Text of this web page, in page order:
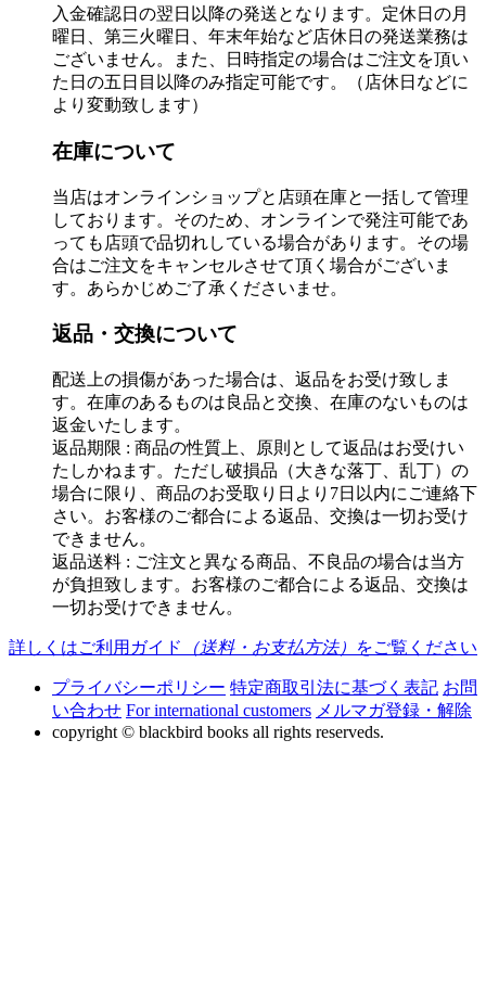
入金確認日の翌日以降の発送となります。定休日の月
曜日、第三火曜日、年末年始など店休日の発送業務は
ございません。また、日時指定の場合はご注文を頂い
た日の五日目以降のみ指定可能です。（店休日などに
より変動致します）
在庫について
当店はオンラインショップと店頭在庫と一括して管理
しております。そのため、オンラインで発注可能であ
っても店頭で品切れしている場合があります。その場
合はご注文をキャンセルさせて頂く場合がございま
す。あらかじめご了承くださいませ。
返品・交換について
配送上の損傷があった場合は、返品をお受け致しま
す。在庫のあるものは良品と交換、在庫のないものは
返金いたします。
返品期限 : 商品の性質上、原則として返品はお受けい
たしかねます。ただし破損品（大きな落丁、乱丁）の
場合に限り、商品のお受取り日より7日以内にご連絡下
さい。お客様のご都合による返品、交換は一切お受け
できません。
返品送料 : ご注文と異なる商品、不良品の場合は当方
が負担致します。お客様のご都合による返品、交換は
一切お受けできません。
詳しくはご利用ガイド （送料・お支払方法） をご覧ください
プライバシーポリシー 特定商取引法に基づく表記 お問
い合わせ For international customers メルマガ登録・解除
copyright © blackbird books all rights reserveds.